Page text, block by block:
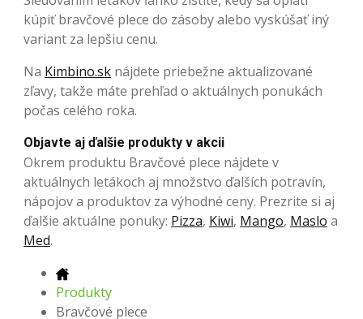
kúpiť bravčové plece do zásoby alebo vyskúšať iný
variant za lepšiu cenu.
Na Kimbino.sk nájdete priebežne aktualizované
zľavy, takže máte prehľad o aktuálnych ponukách
počas celého roka.
Objavte aj ďalšie produkty v akcii
Okrem produktu Bravčové plece nájdete v
aktuálnych letákoch aj množstvo ďalších potravín,
nápojov a produktov za výhodné ceny. Prezrite si aj
ďalšie aktuálne ponuky: Pizza, Kiwi, Mango, Maslo a
Med.
Produkty
Bravčové plece